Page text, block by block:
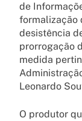
de
formalização
desistência
prorrogação
medida
Leonardo
O produtor